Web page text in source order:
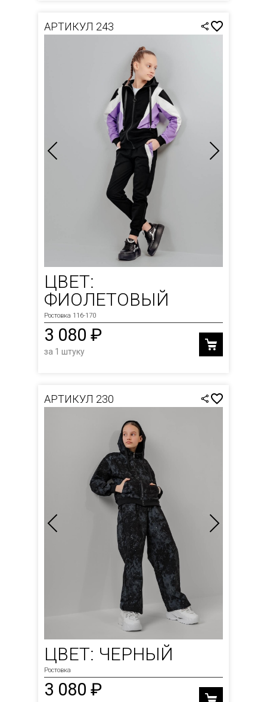
АРТИКУЛ 243
ЦВЕТ:
ФИОЛЕТОВЫЙ
Ростовка 116-170
3 080 ₽
за 1 штуку
АРТИКУЛ 230
ЦВЕТ: ЧЕРНЫЙ
Ростовка
3 080 ₽